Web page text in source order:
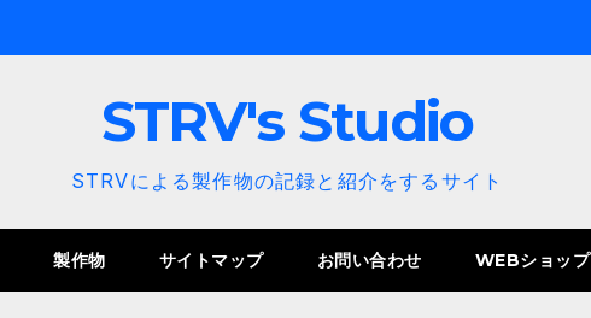
STRV's Studio
STRVによる製作物の記録と紹介をするサイト
製作物 サイトマップ お問い合わせ WEBショップ